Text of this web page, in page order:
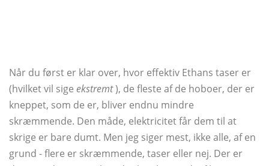
Når du først er klar over, hvor effektiv Ethans taser er
(hvilket vil sige ekstremt), de fleste af de hoboer, der er
kneppet, som de er, bliver endnu mindre
skræmmende. Den måde, elektricitet får dem til at
skrige er bare dumt. Men jeg siger mest, ikke alle, af en
grund - flere er skræmmende, taser eller nej. Der er